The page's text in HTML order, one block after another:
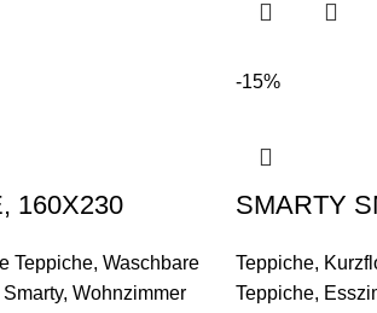
160X230
Teppiche, Waschbare
Smarty, Wohnzimmer
-15%
SMARTY
Teppiche,
Teppiche,